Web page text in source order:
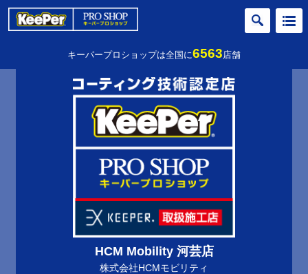
キーパープロショップは全国に6563店舗
HCM Mobility 河芸店
株式会社HCMモビリティ